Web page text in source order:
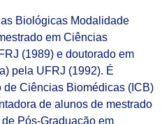
Biológicas Modalidade
em Ciências
(1989) e doutorado em
pela UFRJ (1992). É
de Ciências Biomédicas (ICB)
de alunos de mestrado
Pós-Graduação em